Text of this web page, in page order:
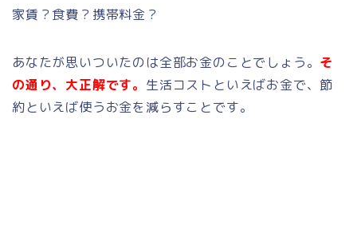
家賃？食費？携帯料金？
あなたが思いついたのは全部お金のことでしょう。 そ
の通り、大正解です。 生活コストといえばお金で、節
約といえば使うお金を減らすことです。